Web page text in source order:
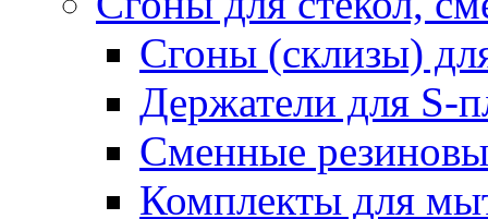
Сгоны (склизы)
Держатели для S-
Сменные
Комплекты для